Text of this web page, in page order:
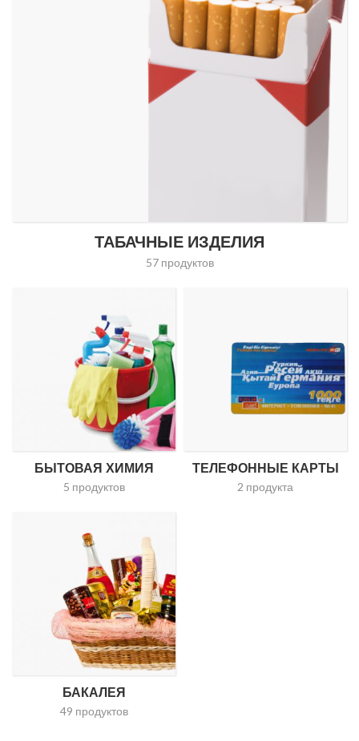
ТАБАЧНЫЕ ИЗДЕЛИЯ
57 продуктов
БЫТОВАЯ ХИМИЯ
5 продуктов
ТЕЛЕФОННЫЕ КАРТЫ
2 продукта
БАКАЛЕЯ
49 продуктов